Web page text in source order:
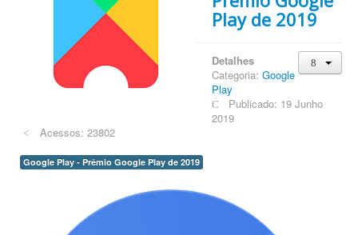
Play de 2019
Detalhes
Categoria: Google
Play
Publicado: 19 Junho
2019
Acessos: 23802
Google Play - Prêmio Google Play de 2019